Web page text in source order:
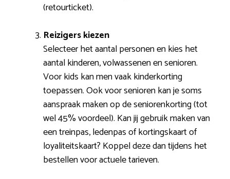
(retourticket).
Reizigers kiezen
Selecteer het aantal personen en kies het
aantal kinderen, volwassenen en senioren.
Voor kids kan men vaak kinderkorting
toepassen. Ook voor senioren kan je soms
aanspraak maken op de seniorenkorting (tot
wel 45% voordeel). Kan jij gebruik maken van
een treinpas, ledenpas of kortingskaart of
loyaliteitskaart? Koppel deze dan tijdens het
bestellen voor actuele tarieven.